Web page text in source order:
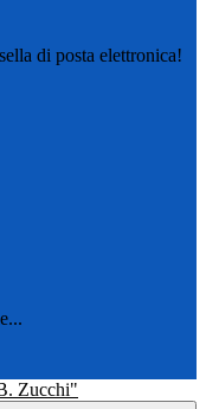
di posta elettronica!